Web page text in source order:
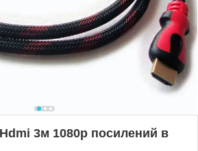
3м 1080p посилений в